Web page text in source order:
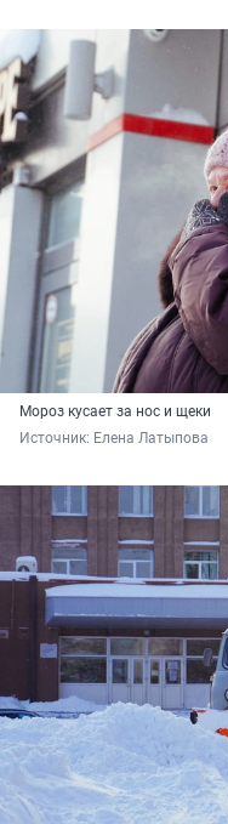
Мороз кусает за нос и щеки
Источник: Елена Латыпова